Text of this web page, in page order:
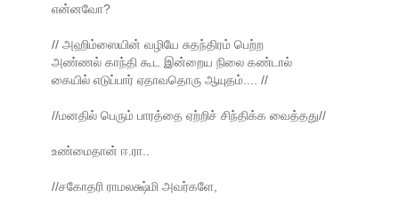
என்னவோ?
// அஹிம்ஸையின் வழியே சுதந்திரம் பெற்ற
அண்ணல் காந்தி கூட இன்றைய நிலை கண்டால்
கையில் எடுப்பார் ஏதாவதொரு ஆயுதம்.... //
//மனதில் பெரும் பாரத்தை ஏற்றிச் சிந்திக்க வைத்தது//
உண்மைதான் ஈ.ரா..
//சகோதரி ராமலக்ஷ்மி அவர்களே,